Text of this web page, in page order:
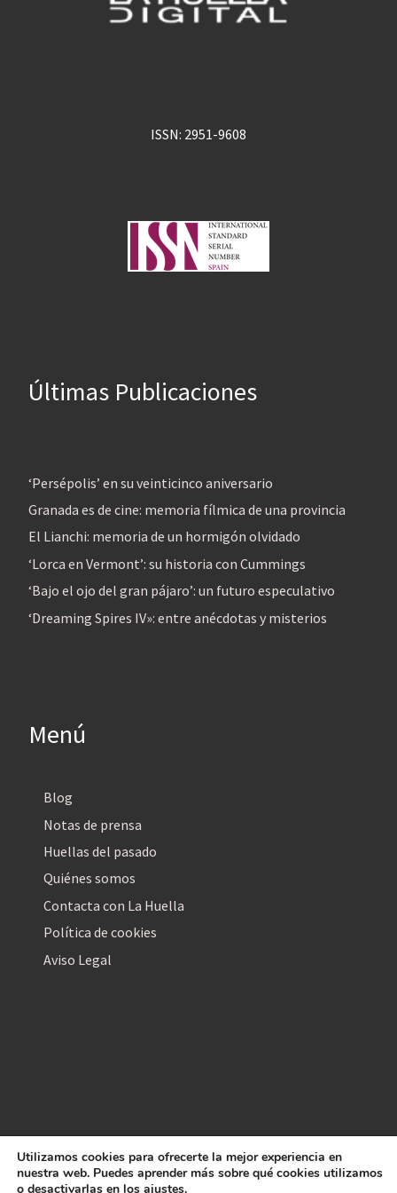
ISSN: 2951-9608
Últimas Publicaciones
‘Persépolis’ en su veinticinco aniversario
Granada es de cine: memoria fílmica de una provincia
El Lianchi: memoria de un hormigón olvidado
‘Lorca en Vermont’: su historia con Cummings
‘Bajo el ojo del gran pájaro’: un futuro especulativo
‘Dreaming Spires IV»: entre anécdotas y misterios
Menú
Blog
Notas de prensa
Huellas del pasado
Quiénes somos
Contacta con La Huella
Política de cookies
Aviso Legal
© 2026La Huella Digital– Todos los derechos reservados
Utilizamos cookies para ofrecerte la mejor experiencia en
nuestra web. Puedes aprender más sobre qué cookies utilizamos
o desactivarlas en los ajustes.